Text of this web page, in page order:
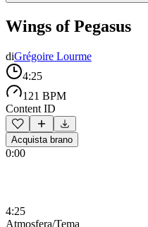
Wings of Pegasus
diGrégoire Lourme
4:25
121 BPM
Content ID
Acquista brano
0:00
4:25
Atmosfera/Tema